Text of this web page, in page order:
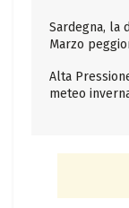
Sardegna, la
Marzo
Alta
meteo